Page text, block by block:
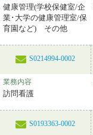
健康管理(学校保健室/企
業･大学の健康管理室/保
育園など) その他
S0214994-0002
業務内容
訪問看護
S0193363-0002